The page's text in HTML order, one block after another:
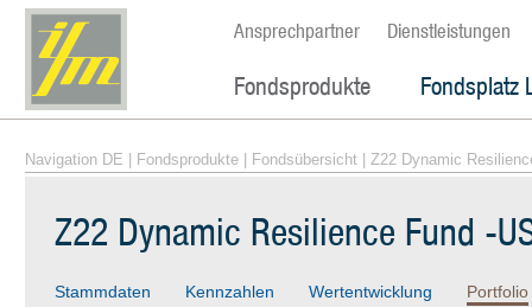
Ansprechpartner Dienstleistungen
Fondsprodukte Fondsplatz
Navigation DE Fondsprodukte Fondsübersicht | Z22 Dynamic
Z22 Dynamic Resilience Fund -
Stammdaten Kennzahlen Wertentwicklung Portfolio